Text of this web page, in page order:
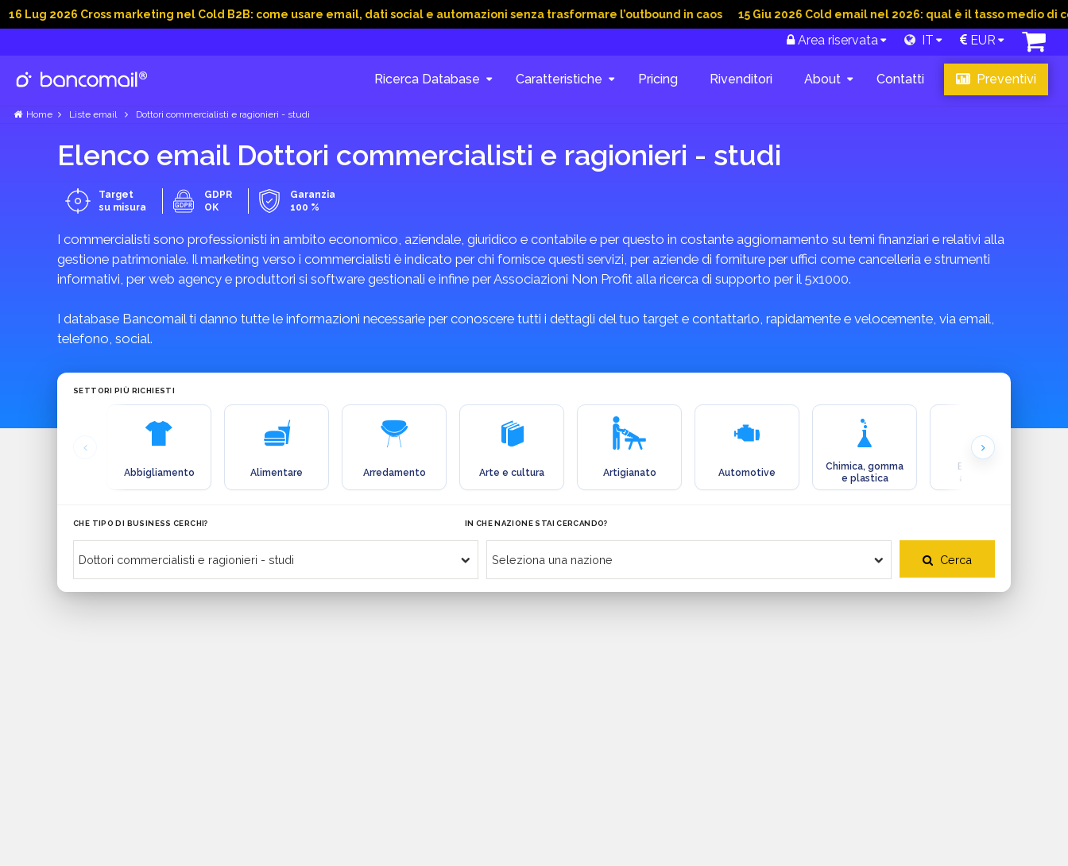
Cross marketing nel Cold B2B: come usare email, dati social e automazioni senza trasformare l’outbound in caos 15 Giu 2026 Cold email nel 2026: qual è il tasso medio di
Area riservata IT EUR
Ricerca Database Caratteristiche Pricing Rivenditori About Contatti Preventivi
Home Liste email Dottori commercialisti e ragionieri - studi
Elenco email Dottori commercialisti e ragionieri - studi
Target
su misura
GDPR
OK
Garanzia
100 %
I commercialisti sono professionisti in ambito economico, aziendale, giuridico e contabile e per questo in costante aggiornamento su temi finanziari e relativi alla
gestione patrimoniale. Il marketing verso i commercialisti è indicato per chi fornisce questi servizi, per aziende di forniture per uffici come cancelleria e strumenti
informativi, per web agency e produttori si software gestionali e infine per Associazioni Non Profit alla ricerca di supporto per il 5x1000.
I database Bancomail ti danno tutte le informazioni necessarie per conoscere tutti i dettagli del tuo target e contattarlo, rapidamente e velocemente, via email,
telefono, social.
SETTORI PIÙ RICHIESTI
Abbigliamento Alimentare Arredamento Arte e cultura Artigianato Automotive
Chimica, gomma
e plastica
Ecologia e
ambiente
CHE TIPO DI BUSINESS CERCHI? IN CHE NAZIONE STAI CERCANDO?
Cerca